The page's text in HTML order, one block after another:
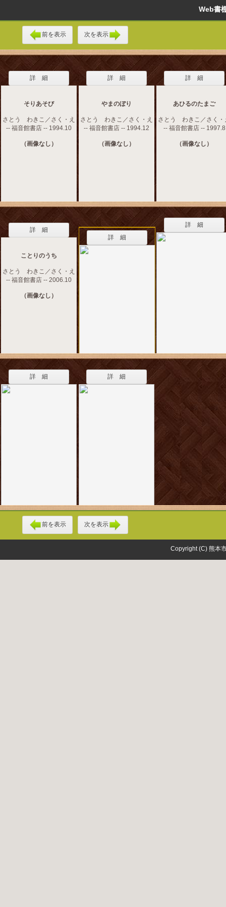
Web
前を表示 次を表示
詳 細
そりあそび
さとう わきこ／さく・え
-- 福音館書店 -- 1994.10
（画像なし）
詳 細
やまのぼり
さとう わきこ／さく・え
-- 福音館書店 -- 1994.12
（画像なし）
詳 細
あひるのたまご
さとう わきこ／さく・
-- 福音館書店 -- 1997.8
（画像なし）
詳 細
ことりのうち
さとう わきこ／さく・え
-- 福音館書店 -- 2006.10
（画像なし）
詳 細
詳 細
詳 細 詳 細
前を表示 次を表示
Copyright (C) 熊本